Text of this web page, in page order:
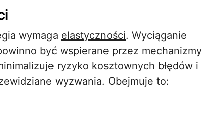
wymaga elastyczności. Wyciąganie
być wspierane przez mechanizmy
ryzyko kosztownych błędów i
wyzwania. Obejmuje to: